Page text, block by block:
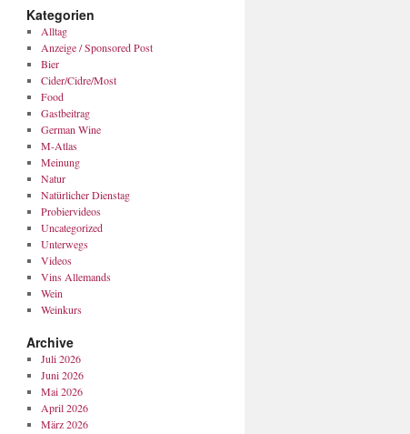
Kategorien
Alltag
Anzeige / Sponsored Post
Bier
Cider/Cidre/Most
Food
Gastbeitrag
German Wine
M-Atlas
Meinung
Natur
Natürlicher Dienstag
Probiervideos
Uncategorized
Unterwegs
Videos
Vins Allemands
Wein
Weinkurs
Archive
Juli 2026
Juni 2026
Mai 2026
April 2026
März 2026